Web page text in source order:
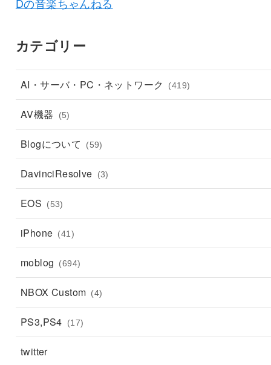
Dの音楽ちゃんねる
カテゴリー
AI・サーバ・PC・ネットワーク (419)
AV機器 (5)
Blogについて (59)
DavinciResolve (3)
EOS (53)
iPhone (41)
moblog (694)
NBOX Custom (4)
PS3,PS4 (17)
twitter